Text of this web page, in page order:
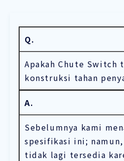
Q.
Apakah Chute Switch
konstruksi tahan
A.
Sebelumnya kami
spesifikasi ini;
tidak lagi tersedia